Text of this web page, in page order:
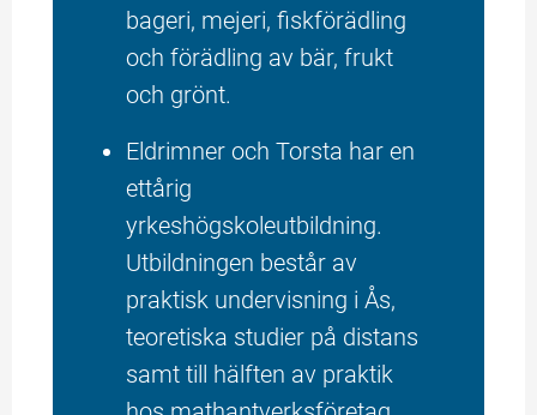
bageri, mejeri, fiskförädling
och förädling av bär, frukt
och grönt.
Eldrimner och Torsta har en
ettårig
yrkeshögskoleutbildning.
Utbildningen består av
praktisk undervisning i Ås,
teoretiska studier på distans
samt till hälften av praktik